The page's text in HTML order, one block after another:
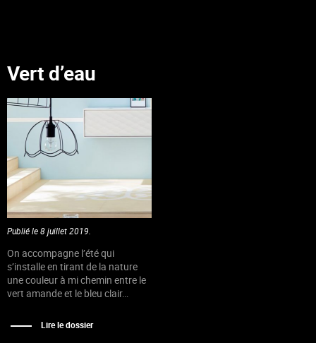
Publié le 8 juillet 2019.
Vert d’eau
On accompagne l’été qui
s’installe en tirant de la nature
une couleur à mi chemin entre le
vert amande et le bleu clair…
Lire le dossier